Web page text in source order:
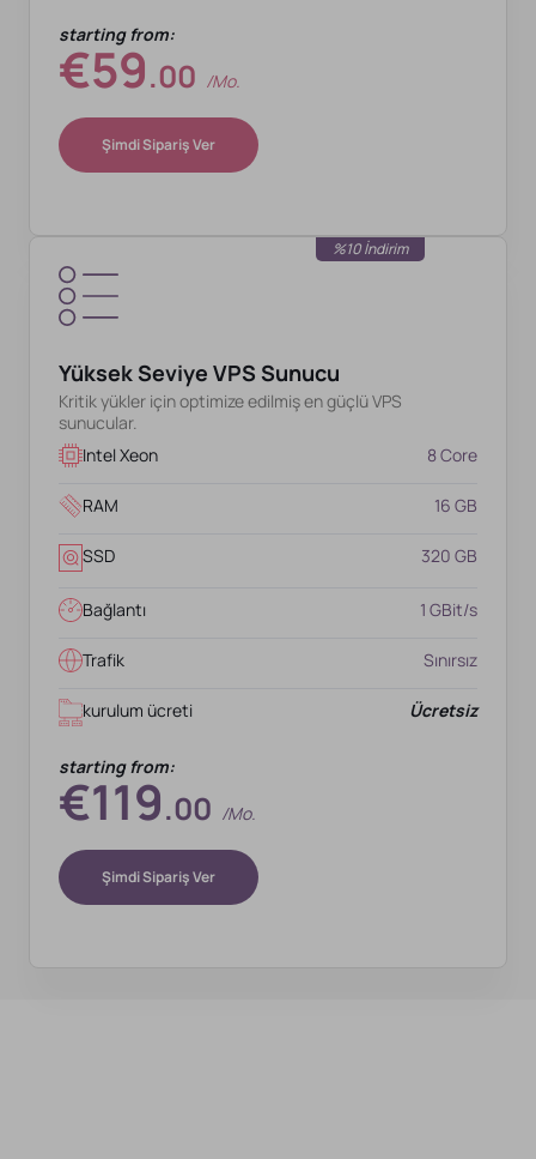
starting from:
€59.00 /mo.
Şimdi Sipariş Ver
%10 İndirim
Yüksek Seviye VPS Sunucu
Kritik yükler için optimize edilmiş en güçlü VPS
sunucular.
Intel Xeon
8 Core
RAM 16 GB
SSD 320 GB
Bağlantı 1 GBit/s
Trafik Sınırsız
kurulum ücreti Ücretsiz
starting from:
€119.00 /mo.
Şimdi Sipariş Ver